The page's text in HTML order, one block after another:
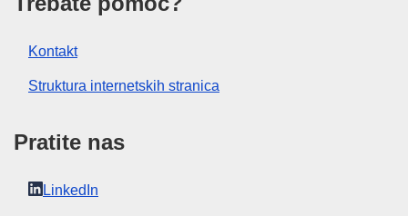
Kontakt
Struktura internetskih stranica
Pratite nas
LinkedIn